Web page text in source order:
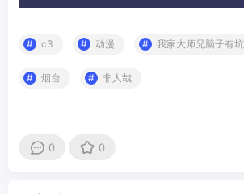
c3 动漫 我家大师兄脑子有坑
烟台 非人哉
0 0